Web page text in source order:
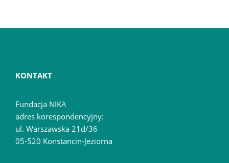
KONTAKT
Fundacja NIKA
adres korespondencyjny:
ul. Warszawska 21d/36
05-520 Konstancin-Jeziorna